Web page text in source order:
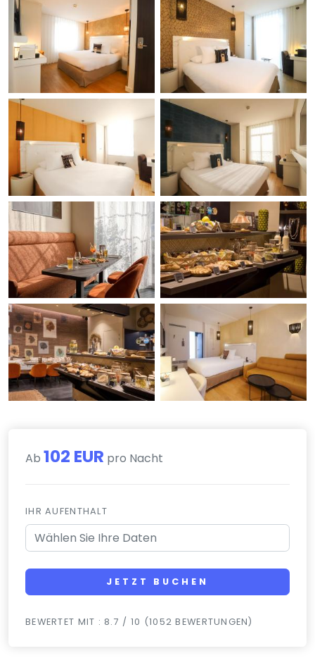
Ab 102 EUR pro Nacht
IHR AUFENTHALT
JETZT BUCHEN
BEWERTET MIT : 8.7 / 10 (1052 BEWERTUNGEN)